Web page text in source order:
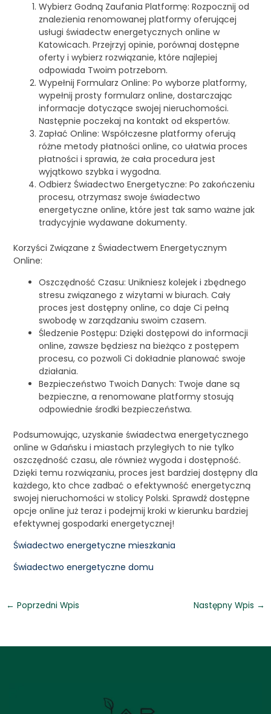
Wybierz Godną Zaufania Platformę: Rozpocznij od
znalezienia renomowanej platformy oferującej
usługi świadectw energetycznych online w
Katowicach. Przejrzyj opinie, porównaj dostępne
oferty i wybierz rozwiązanie, które najlepiej
odpowiada Twoim potrzebom.
Wypełnij Formularz Online: Po wyborze platformy,
wypełnij prosty formularz online, dostarczając
informacje dotyczące swojej nieruchomości.
Następnie poczekaj na kontakt od ekspertów.
Zapłać Online: Współczesne platformy oferują
różne metody płatności online, co ułatwia proces
płatności i sprawia, że cała procedura jest
wyjątkowo szybka i wygodna.
Odbierz Świadectwo Energetyczne: Po zakończeniu
procesu, otrzymasz swoje świadectwo
energetyczne online, które jest tak samo ważne jak
tradycyjnie wydawane dokumenty.
Korzyści Związane z Świadectwem Energetycznym
Online:
Oszczędność Czasu: Unikniesz kolejek i zbędnego
stresu związanego z wizytami w biurach. Cały
proces jest dostępny online, co daje Ci pełną
swobodę w zarządzaniu swoim czasem.
Śledzenie Postępu: Dzięki dostępowi do informacji
online, zawsze będziesz na bieżąco z postępem
procesu, co pozwoli Ci dokładnie planować swoje
działania.
Bezpieczeństwo Twoich Danych: Twoje dane są
bezpieczne, a renomowane platformy stosują
odpowiednie środki bezpieczeństwa.
Podsumowując, uzyskanie świadectwa energetycznego
online w Gdańsku i miastach przyległych to nie tylko
oszczędność czasu, ale również wygoda i dostępność.
Dzięki temu rozwiązaniu, proces jest bardziej dostępny dla
każdego, kto chce zadbać o efektywność energetyczną
swojej nieruchomości w stolicy Polski. Sprawdź dostępne
opcje online już teraz i podejmij kroki w kierunku bardziej
efektywnej gospodarki energetycznej!
Świadectwo energetyczne mieszkania
Świadectwo energetyczne domu
← Poprzedni Wpis Następny Wpis →